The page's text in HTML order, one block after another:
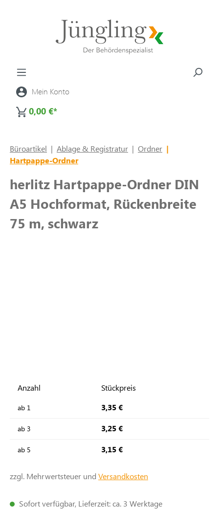
Mein Konto
0,00 €*
Büroartikel | Ablage & Registratur | Ordner |
Hartpappe-Ordner
herlitz Hartpappe-Ordner DIN
A5 Hochformat, Rückenbreite
75 m, schwarz
Anzahl Stückpreis
ab 1 3,35 €
ab 3 3,25 €
ab 5 3,15 €
zzgl. Mehrwertsteuer und Versandkosten
Sofort verfügbar, Lieferzeit: ca. 3 Werktage